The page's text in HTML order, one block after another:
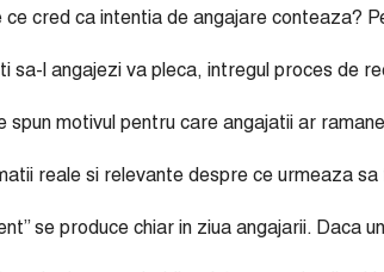
cred ca intentia de angajare conteaza?
sa-l angajezi va pleca, intregul proces de
spun motivul pentru care angajatii ar
reale si relevante despre ce urmeaza sa
se produce chiar in ziua angajarii. Daca